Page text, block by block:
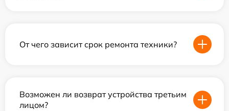
От чего зависит срок ремонта техники?
Возможен ли возврат устройства третьим
лицом?